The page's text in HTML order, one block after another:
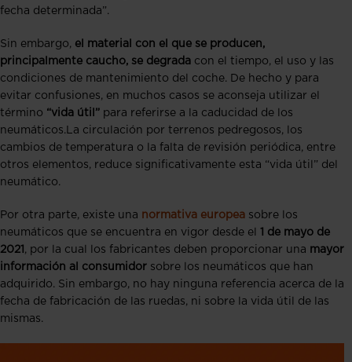
fecha determinada”.
Sin embargo, el material con el que se producen,
principalmente caucho, se degrada con el tiempo, el uso y las
condiciones de mantenimiento del coche. De hecho y para
evitar confusiones, en muchos casos se aconseja utilizar el
término “vida útil” para referirse a la caducidad de los
neumáticos.La circulación por terrenos pedregosos, los
cambios de temperatura o la falta de revisión periódica, entre
otros elementos, reduce significativamente esta “vida útil” del
neumático.
Por otra parte, existe una normativa europea sobre los
neumáticos que se encuentra en vigor desde el
1 de mayo de
2021 , por la cual los fabricantes deben proporcionar una mayor
información al consumidor sobre los neumáticos que han
adquirido. Sin embargo, no hay ninguna referencia acerca de la
fecha de fabricación de las ruedas, ni sobre la vida útil de las
mismas.